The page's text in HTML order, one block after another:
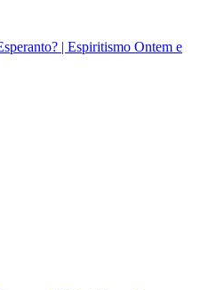
| Espiritismo Ontem e